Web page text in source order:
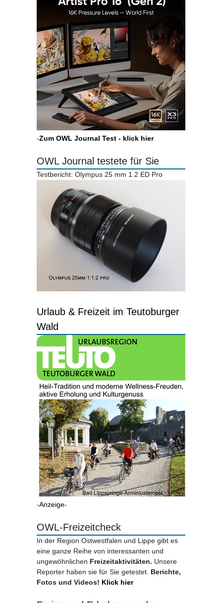
-Zum OWL Journal Test - klick hier
OWL Journal testete für Sie
Testbericht: Olympus 25 mm 1.2 ED Pro
Urlaub & Freizeit im Teutoburger
Wald
-Anzeige-
OWL-Freizeitcheck
In der Region Ostwestfalen und Lippe gibt es
eine ganze Reihe von interessanten und
ungewöhnlichen Freizeitaktivitäten. Unsere
Reporter haben sie für Sie getestet. Berichte,
Fotos und Videos! Klick hier